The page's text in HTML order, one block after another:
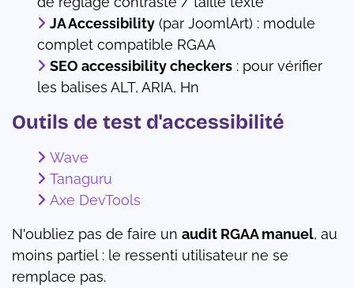
JA Accessibility (par JoomlArt) : module
complet compatible RGAA
SEO accessibility checkers : pour vérifier
les balises ALT, ARIA, Hn
Outils de test d'accessibilité
Wave
Tanaguru
Axe DevTools
N'oubliez pas de faire un audit RGAA manuel, au
moins partiel : le ressenti utilisateur ne se
remplace pas.